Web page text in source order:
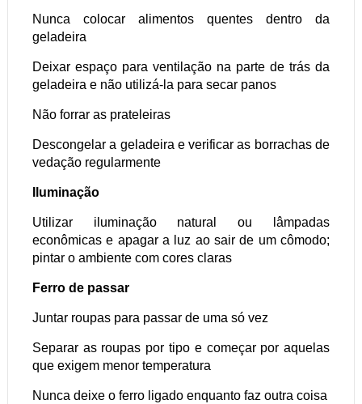
Nunca colocar alimentos quentes dentro da
geladeira
Deixar espaço para ventilação na parte de trás da
geladeira e não utilizá-la para secar panos
Não forrar as prateleiras
Descongelar a geladeira e verificar as borrachas de
vedação regularmente
Iluminação
Utilizar iluminação natural ou lâmpadas
econômicas e apagar a luz ao sair de um cômodo;
pintar o ambiente com cores claras
Ferro de passar
Juntar roupas para passar de uma só vez
Separar as roupas por tipo e começar por aquelas
que exigem menor temperatura
Nunca deixe o ferro ligado enquanto faz outra coisa